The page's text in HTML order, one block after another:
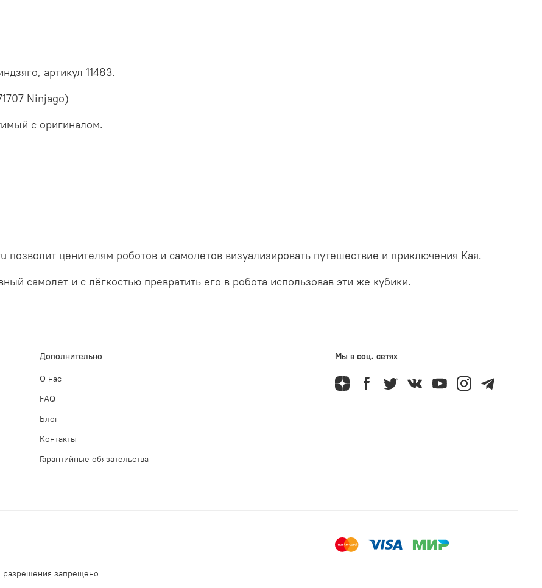
артикул 11483.
Ninjago)
с оригиналом.
ценителям роботов и самолетов визуализировать путешествие и приключения Кая.
самолет и с лёгкостью превратить его в робота использовав эти же кубики.
Дополнительно
О нас
FAQ
Блог
Контакты
Гарантийные обязательства
Мы в соц. сетях
разрешения запрещено